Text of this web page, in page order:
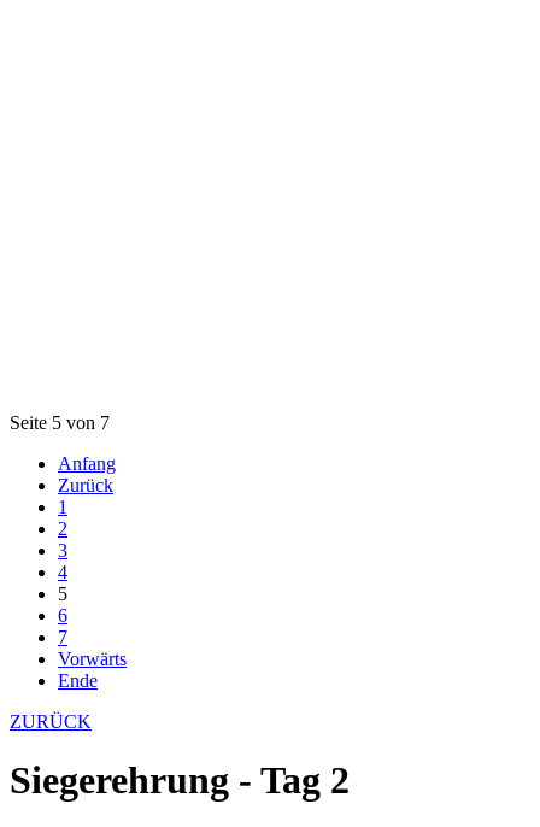
Seite 5 von 7
Anfang
Zurück
1
2
3
4
5
6
7
Vorwärts
Ende
ZURÜCK
Siegerehrung - Tag 2